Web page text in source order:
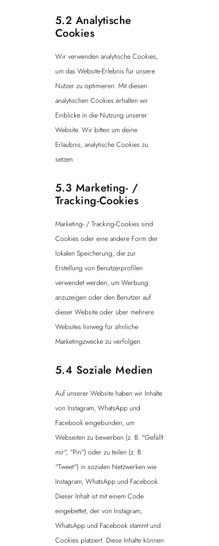
5.2 Analytische
Cookies
Wir verwenden analytische Cookies,
um das Website-Erlebnis für unsere
Nutzer zu optimieren. Mit diesen
analytischen Cookies erhalten wir
Einblicke in die Nutzung unserer
Website. Wir bitten um deine
Erlaubnis, analytische Cookies zu
setzen.
5.3 Marketing- /
Tracking-Cookies
Marketing- / Tracking-Cookies sind
Cookies oder eine andere Form der
lokalen Speicherung, die zur
Erstellung von Benutzerprofilen
verwendet werden, um Werbung
anzuzeigen oder den Benutzer auf
dieser Website oder über mehrere
Websites hinweg für ähnliche
Marketingzwecke zu verfolgen.
5.4 Soziale Medien
Auf unserer Website haben wir Inhalte
von Instagram, WhatsApp und
Facebook eingebunden, um
Webseiten zu bewerben (z. B. "Gefällt
mir", "Pin") oder zu teilen (z. B.
"Tweet") in sozialen Netzwerken wie
Instagram, WhatsApp und Facebook.
Dieser Inhalt ist mit einem Code
eingebettet, der von Instagram,
WhatsApp und Facebook stammt und
Cookies platziert. Diese Inhalte können